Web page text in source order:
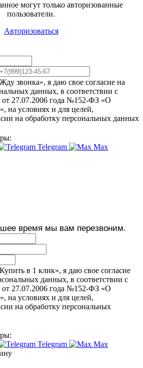
могут только авторизованные
пользователи.
Авторизоваться
звонка», я даю свое согласие на
данных, в соответствии с
27.07.2006 года №152-ФЗ «О
на условиях и для целей,
на обработку персональных данных
Telegram
Max
время мы вам перезвоним.
в 1 клик», я даю свое согласие
данных, в соответствии с
27.07.2006 года №152-ФЗ «О
на условиях и для целей,
на обработку персональных
Telegram
Max